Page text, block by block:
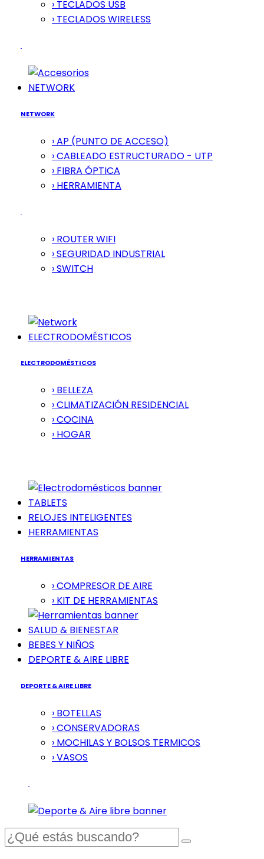
› TECLADOS USB
› TECLADOS WIRELESS
NETWORK
NETWORK
› AP (PUNTO DE ACCESO)
› CABLEADO ESTRUCTURADO - UTP
› FIBRA ÓPTICA
› HERRAMIENTA
› ROUTER WIFI
› SEGURIDAD INDUSTRIAL
› SWITCH
ELECTRODOMÉSTICOS
ELECTRODOMÉSTICOS
› BELLEZA
› CLIMATIZACIÓN RESIDENCIAL
› COCINA
› HOGAR
TABLETS
RELOJES INTELIGENTES
HERRAMIENTAS
HERRAMIENTAS
› COMPRESOR DE AIRE
› KIT DE HERRAMIENTAS
SALUD & BIENESTAR
BEBES Y NIÑOS
DEPORTE & AIRE LIBRE
DEPORTE & AIRE LIBRE
› BOTELLAS
› CONSERVADORAS
› MOCHILAS Y BOLSOS TERMICOS
› VASOS